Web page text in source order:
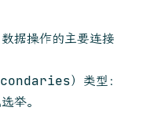
据操作的主要连接
）类型：
举。